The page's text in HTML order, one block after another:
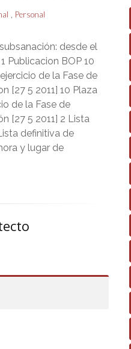
, Personal
desde el
Publicacion BOP 10
de la Fase de
[27 5 2011] 10 Plaza
de la Fase de
[27 5 2011] 2 Lista
definitiva de
y lugar de